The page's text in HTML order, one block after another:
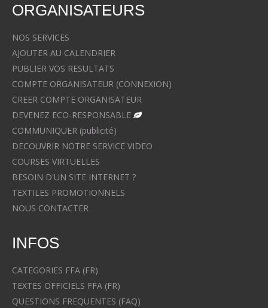
ORGANISATEURS
NOS SERVICES
AJOUTER AU CALENDRIER
PUBLIER VOS RESULTATS
COMPTE ORGANISATEUR (CONNEXION)
CREER COMPTE ORGANISATEUR
DEVENEZ ECO-RESPONSABLE
COMMUNIQUER (publicité)
DECOUVRIR NOTRE SERVICE VIDEO
COURSES VIRTUELLES
BESOIN D'UN SITE INTERNET ?
TEXTILES PROMOTIONNELS
NOUS CONTACTER
INFOS
CATEGORIES FFA (FR)
TEXTES OFFICIELS FFA (FR)
QUESTIONS FREQUENTES (FAQ)